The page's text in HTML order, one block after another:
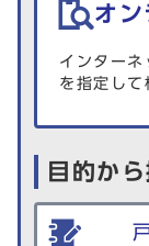
オン
インター
を指定して
目的か